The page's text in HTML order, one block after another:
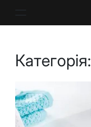
Категорія: